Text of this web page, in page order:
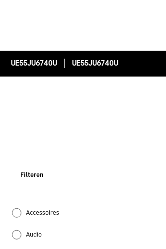
UE55JU6740U UE55JU6740U
Filteren
Accessoires
Audio